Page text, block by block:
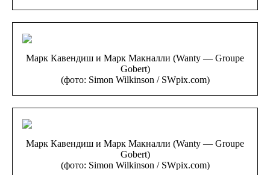
Марк Кавендиш и Марк Макналли (Wanty — Groupe
Gobert)
(фото: Simon Wilkinson / SWpix.com)
Марк Кавендиш и Марк Макналли (Wanty — Groupe
Gobert)
(фото: Simon Wilkinson / SWpix.com)